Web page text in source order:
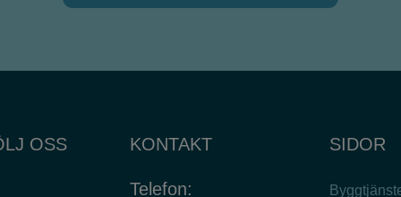
OSS KONTAKT
​​​​​​​Telefon:
SIDOR